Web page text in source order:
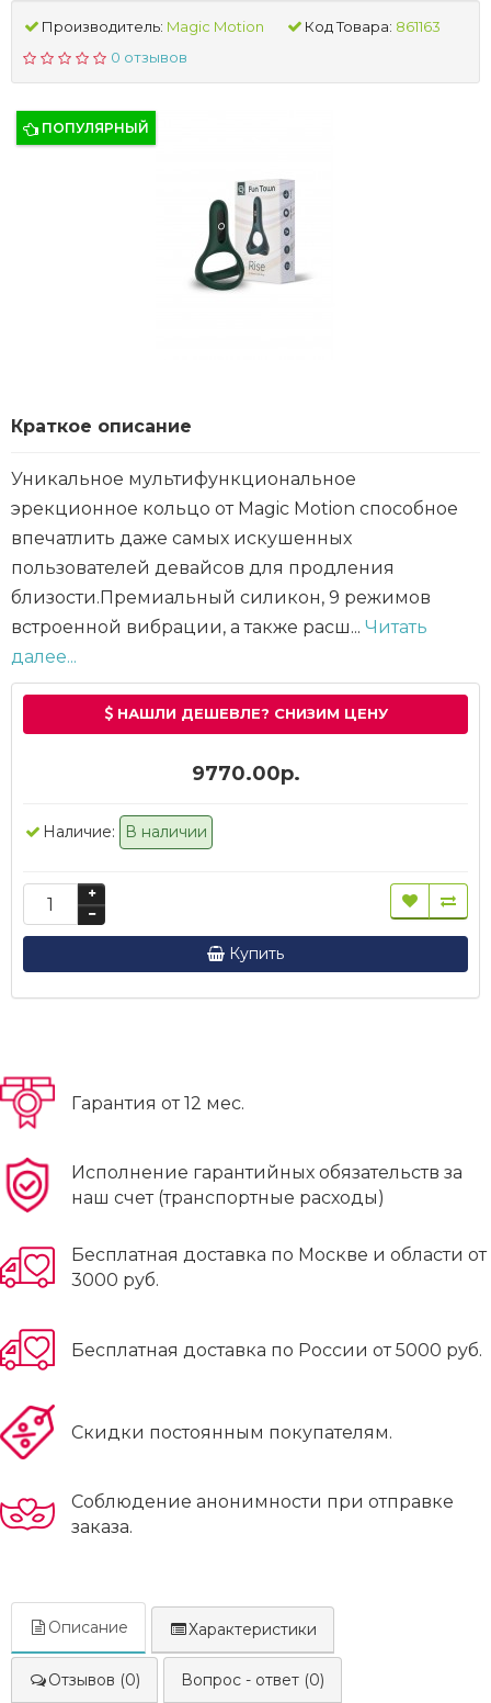
Производитель: Magic Motion Код Товара: 861163
0 отзывов
ПОПУЛЯРНЫЙ
Краткое описание
Уникальное мультифункциональное
эрекционное кольцо от Magic Motion способное
впечатлить даже самых искушенных
пользователей девайсов для продления
близости.Премиальный силикон, 9 режимов
встроенной вибрации, а также расш... Читать
далее...
НАШЛИ ДЕШЕВЛЕ? СНИЗИМ ЦЕНУ
9770.00р.
Наличие: В наличии
Купить
Гарантия от 12 мес.
Исполнение гарантийных обязательств за
наш счет (транспортные расходы)
Бесплатная доставка по Москве и области от
3000 руб.
Бесплатная доставка по России от 5000 руб.
Скидки постоянным покупателям.
Соблюдение анонимности при отправке
заказа.
Описание Характеристики
Отзывов (0) Вопрос - ответ (0)